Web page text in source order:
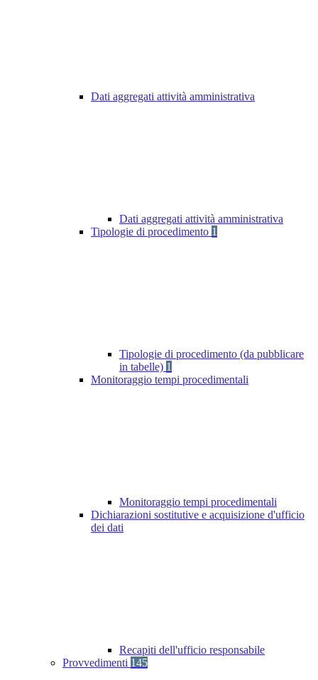
Dati aggregati attività amministrativa
Dati aggregati attività amministrativa
Tipologie di procedimento 1
Tipologie di procedimento (da pubblicare
in tabelle) 1
Monitoraggio tempi procedimentali
Monitoraggio tempi procedimentali
Dichiarazioni sostitutive e acquisizione d'ufficio
dei dati
Recapiti dell'ufficio responsabile
Provvedimenti 145